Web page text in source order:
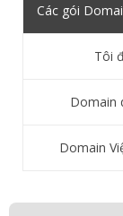
Các gói
Tôi
Domain
Domain